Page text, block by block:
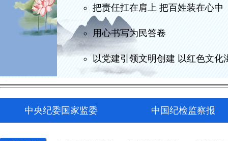
把责任扛在肩上 把百姓装在心中
用心书写为民答卷
以党建引领文明创建 以红色文化
中央纪委国家监委 中国纪检监察报